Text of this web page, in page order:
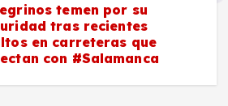
temen por su
tras recientes
en carreteras que
con #Salamanca